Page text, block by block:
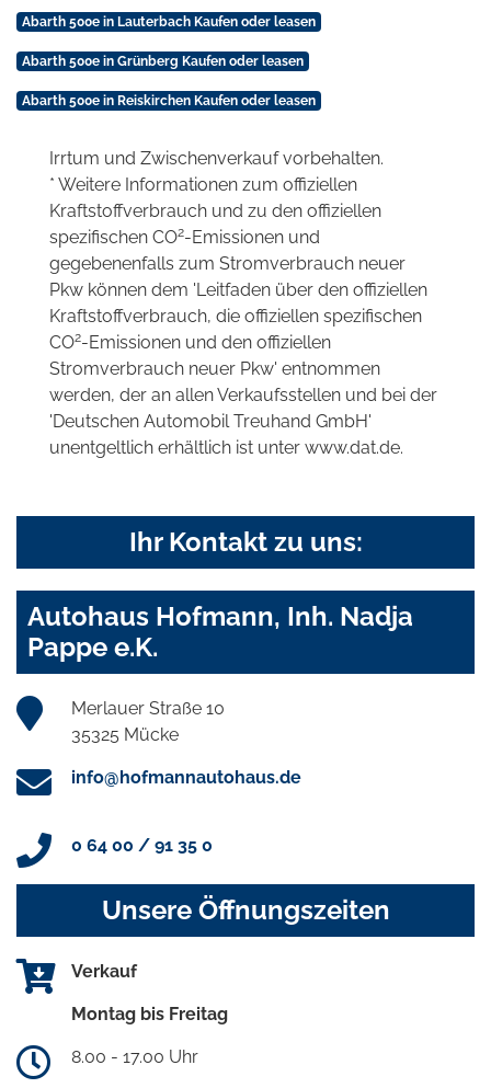
Abarth 500e in Lauterbach Kaufen oder leasen
Abarth 500e in Grünberg Kaufen oder leasen
Abarth 500e in Reiskirchen Kaufen oder leasen
Irrtum und Zwischenverkauf vorbehalten.
* Weitere Informationen zum offiziellen
Kraftstoffverbrauch und zu den offiziellen
spezifischen CO2-Emissionen und
gegebenenfalls zum Stromverbrauch neuer
Pkw können dem 'Leitfaden über den offiziellen
Kraftstoffverbrauch, die offiziellen spezifischen
CO2-Emissionen und den offiziellen
Stromverbrauch neuer Pkw' entnommen
werden, der an allen Verkaufsstellen und bei der
'Deutschen Automobil Treuhand GmbH'
unentgeltlich erhältlich ist unter www.dat.de.
Ihr Kontakt zu uns:
Autohaus Hofmann, Inh. Nadja
Pappe e.K.
Merlauer Straße 10
35325 Mücke
info@hofmannautohaus.de
0 64 00 / 91 35 0
Unsere Öffnungszeiten
Verkauf
Montag bis Freitag
8.00 - 17.00 Uhr